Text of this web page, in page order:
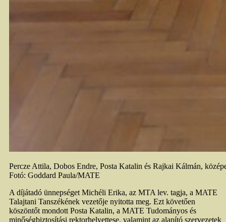
Percze Attila, Dobos Endre, Posta Katalin és Rajkai Kálmán,
Fotó: Goddard Paula/MATE
A díjátadó ünnepséget Michéli Erika, az MTA lev. tagja, a MATE
Talajtani Tanszékének vezetője nyitotta meg. Ezt követően
köszöntőt mondott Posta Katalin, a MATE Tudományos és
minőségbiztosítási rektorhelyettese, valamint az alapító szervezetek